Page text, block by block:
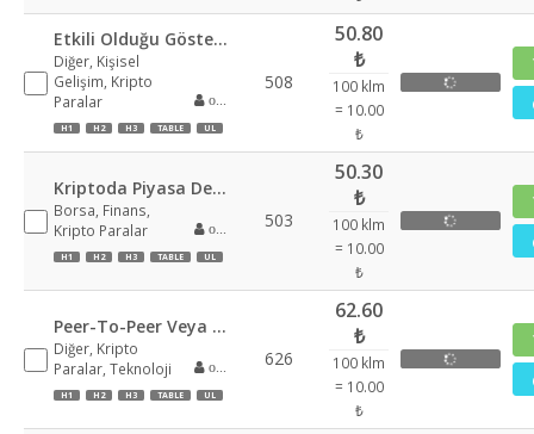
Etkili Olduğu Gösterilen Kripto Para Birimleri Için Alım Satım Taktikleri
Diğer, Kişisel
Gelişim, Kripto
Paralar
H1 H2 H3 TABLE UL
508
50.80
₺
100 klm
= 10.00
₺
Kriptoda Piyasa Değeri Ne Anlama Geliyor
Borsa, Finans,
Kripto Paralar
H1 H2 H3 TABLE UL
503
50.30
₺
100 klm
= 10.00
₺
Peer-To-Peer Veya Kısaca P2P Neyi Ifade Eder
Diğer, Kripto
Paralar, Teknoloji
H1 H2 H3 TABLE UL
626
62.60
₺
100 klm
= 10.00
₺